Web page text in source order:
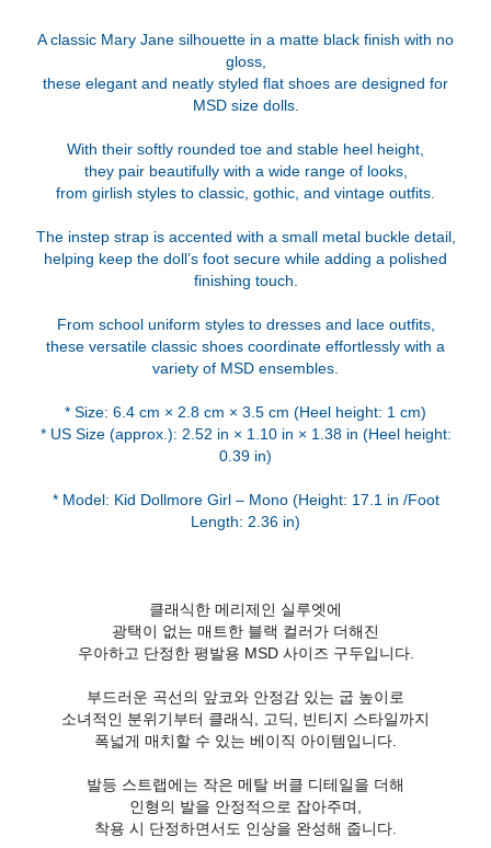
A classic Mary Jane silhouette in a matte black finish with no
gloss,
these elegant and neatly styled flat shoes are designed for
MSD size dolls.
With their softly rounded toe and stable heel height,
they pair beautifully with a wide range of looks,
from girlish styles to classic, gothic, and vintage outfits.
The instep strap is accented with a small metal buckle detail,
helping keep the doll’s foot secure while adding a polished
finishing touch.
From school uniform styles to dresses and lace outfits,
these versatile classic shoes coordinate effortlessly with a
variety of MSD ensembles.
* Size: 6.4 cm × 2.8 cm × 3.5 cm (Heel height: 1 cm)
* US Size (approx.): 2.52 in × 1.10 in × 1.38 in (Heel height:
0.39 in)
* Model: Kid Dollmore Girl – Mono (Height: 17.1 in /Foot
Length: 2.36 in)
클래식한 메리제인 실루엣에
광택이 없는 매트한 블랙 컬러가 더해진
우아하고 단정한 평발용 MSD 사이즈 구두입니다.
부드러운 곡선의 앞코와 안정감 있는 굽 높이로
소녀적인 분위기부터 클래식, 고딕, 빈티지 스타일까지
폭넓게 매치할 수 있는 베이직 아이템입니다.
발등 스트랩에는 작은 메탈 버클 디테일을 더해
인형의 발을 안정적으로 잡아주며,
착용 시 단정하면서도 인상을 완성해 줍니다.